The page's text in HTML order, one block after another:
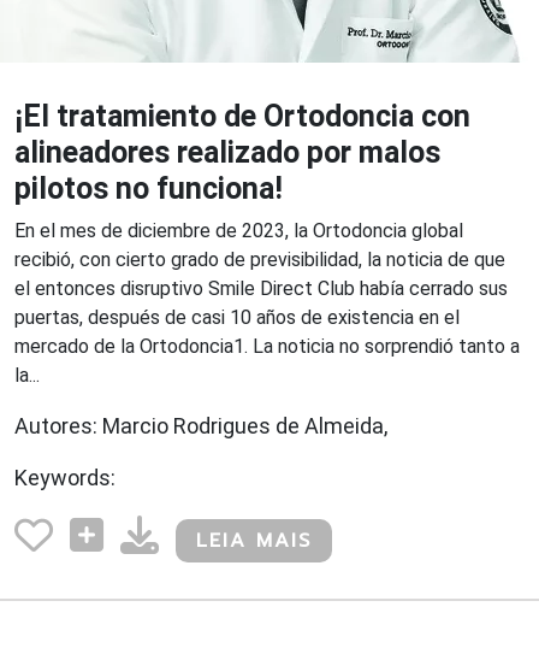
¡El tratamiento de Ortodoncia con
alineadores realizado por malos
pilotos no funciona!
En el mes de diciembre de 2023, la Ortodoncia global
recibió, con cierto grado de previsibilidad, la noticia de que
el entonces disruptivo Smile Direct Club había cerrado sus
puertas, después de casi 10 años de existencia en el
mercado de la Ortodoncia1. La noticia no sorprendió tanto a
la...
Autores: Marcio Rodrigues de Almeida,
Keywords:
LEIA MAIS